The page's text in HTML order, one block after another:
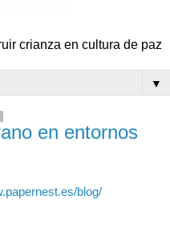
crianza en cultura de paz
▼
en entornos
blog/